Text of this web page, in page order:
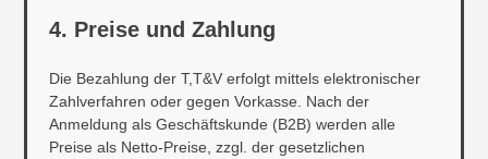
4. Preise und Zahlung
Die Bezahlung der T,T&V erfolgt mittels elektronischer
Zahlverfahren oder gegen Vorkasse. Nach der
Anmeldung als Geschäftskunde (B2B) werden alle
Preise als Netto-Preise, zzgl. der gesetzlichen